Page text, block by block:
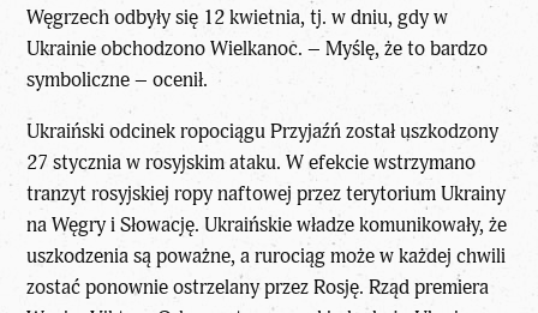
Węgrzech odbyły się 12 kwietnia, tj. w dniu, gdy w
Ukrainie obchodzono Wielkanoc. – Myślę, że to bardzo
symboliczne – ocenił.
Ukraiński odcinekropociągu Przyjaźń został uszkodzony
27 stycznia w rosyjskim ataku. W efekcie wstrzymano
tranzyt rosyjskiej ropy naftowej przez terytorium Ukrainy
na Węgry i Słowację. Ukraińskie władze komunikowały, że
uszkodzenia są poważne, a rurociąg może w każdej chwili
zostać ponownie ostrzelany przez Rosję. Rząd premiera